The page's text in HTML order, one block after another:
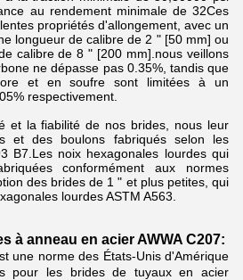
au rendement minimale de 32Ces
propriétés d'allongement, avec un
longueur de calibre de 2 " [50 mm] ou
calibre de 8 " [200 mm].nous veillons
ne dépasse pas 0.35%, tandis que
et en soufre sont limitées à un
respectivement.
et la fiabilité de nos brides, nous leur
et des boulons fabriqués selon les
B7.Les noix hexagonales lourdes qui
conformément aux normes
des brides de 1 " et plus petites, qui
lourdes ASTM A563.
à anneau en acier AWWA C207:
une norme des États-Unis d'Amérique
pour les brides de tuyaux en acier